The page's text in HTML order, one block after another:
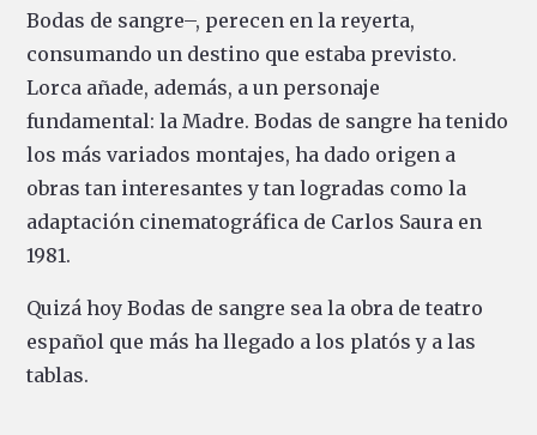
Bodas de sangre–, perecen en la reyerta,
consumando un destino que estaba previsto.
Lorca añade, además, a un personaje
fundamental: la Madre. Bodas de sangre ha tenido
los más variados montajes, ha dado origen a
obras tan interesantes y tan logradas como la
adaptación cinematográfica de Carlos Saura en
1981.
Quizá hoy Bodas de sangre sea la obra de teatro
español que más ha llegado a los platós y a las
tablas.